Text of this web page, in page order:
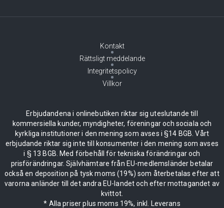
Kontakt
Rättsligt meddelande
Integritetspolicy
Villkor
Erbjudandena i onlinebutiken riktar sig uteslutande till
kommersiella kunder, myndigheter, föreningar och sociala och
kyrkliga institutioner i den mening som avses i §14 BGB. Vårt
erbjudande riktar sig inte till konsumenter i den mening som avses
i § 13 BGB. Med förbehåll för tekniska förändringar och
prisförändringar. Självhämtare från EU-medlemsländer betalar
också en deposition på tysk moms (19%) som återbetalas efter att
varorna anländer till det andra EU-landet och efter mottagandet av
kvittot.
* Alla priser plus moms 19%, inkl. Leverans